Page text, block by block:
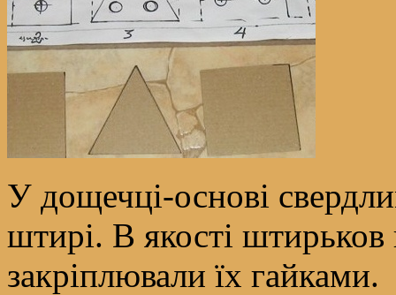
У дощечці-основі
штирі. В якості штирьков
закріплювали їх гайками.